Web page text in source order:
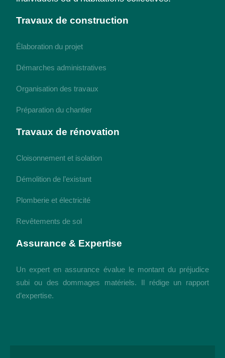
Travaux de construction
Élaboration du projet
Démarches administratives
Organisation des travaux
Préparation du chantier
Travaux de rénovation
Cloisonnement et isolation
Démolition de l’existant
Plomberie et électricité
Revêtements de sol
Assurance & Expertise
Un expert en assurance évalue le montant du préjudice
subi ou des dommages matériels. Il rédige un rapport
d’expertise.